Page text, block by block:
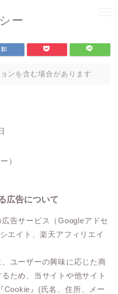
ー
ンを含む場合があります
）
広告について
告サービス（Googleアドセ
エイト、楽天アフィリエイ
ユーザーの興味に応じた商
ため、当サイトや他サイト
Cookie』(氏名、住所、メー